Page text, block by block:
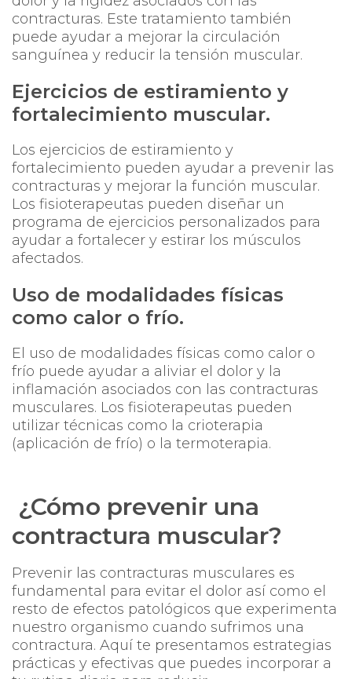
contracturas. Este tratamiento también
puede ayudar a mejorar la circulación
sanguínea y reducir la tensión muscular.
Ejercicios de estiramiento y
fortalecimiento muscular.
Los ejercicios de estiramiento y
fortalecimiento pueden ayudar a prevenir las
contracturas y mejorar la función muscular.
Los fisioterapeutas pueden diseñar un
programa de ejercicios personalizados para
ayudar a fortalecer y estirar los músculos
afectados.
Uso de modalidades físicas
como calor o frío.
El uso de modalidades físicas como calor o
frío puede ayudar a aliviar el dolor y la
inflamación asociados con las contracturas
musculares. Los fisioterapeutas pueden
utilizar técnicas como la crioterapia
(aplicación de frío) o la termoterapia.
¿Cómo prevenir una
contractura muscular?
Prevenir las contracturas musculares es
fundamental para evitar el dolor así como el
resto de efectos patológicos que experimenta
nuestro organismo cuando sufrimos una
contractura. Aquí te presentamos estrategias
prácticas y efectivas que puedes incorporar a